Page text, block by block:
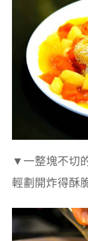
▼一整塊不切
輕劃開炸得酥